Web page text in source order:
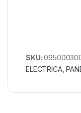
SKU:
ELECTRICA,